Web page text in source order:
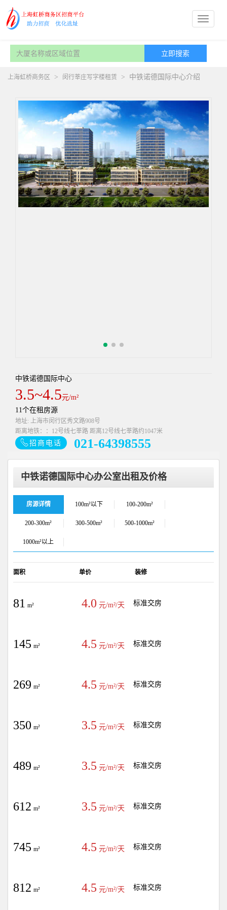
上海虹桥商务区 > 闵行莘庄写字楼租赁 > 中铁诺德国际中心介绍
中铁诺德国际中心
3.5~4.5元/m²
11个在租房源
地址: 上海市闵行区秀文路908号
距离地铁：：12号线七莘路 距离12号线七莘路约1047米
招商电话 021-64398555
中铁诺德国际中心办公室出租及价格
房源详情 100m²以下 100-200m²
200-300m² 300-500m² 500-1000m²
1000m²以上
面积 单价 装修
81 m² 4.0 元/m²/天 标准交房
145 m² 4.5 元/m²/天 标准交房
269 m² 4.5 元/m²/天 标准交房
350 m² 3.5 元/m²/天 标准交房
489 m² 3.5 元/m²/天 标准交房
612 m² 3.5 元/m²/天 标准交房
745 m² 4.5 元/m²/天 标准交房
812 m² 4.5 元/m²/天 标准交房